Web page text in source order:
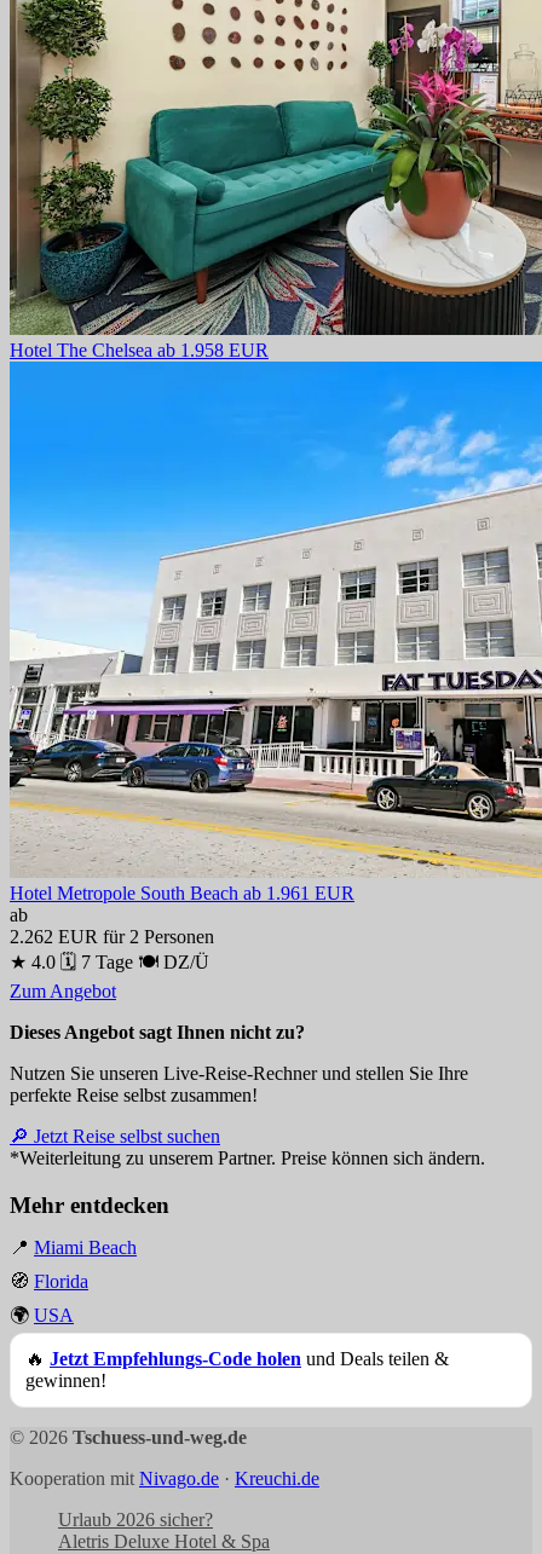
Hotel The Chelsea ab 1.958 EUR
Hotel Metropole South Beach ab 1.961 EUR
ab
2.262 EUR für 2 Personen
★ 4.0 🗓 7 Tage 🍽 DZ/Ü
Zum Angebot
Dieses Angebot sagt Ihnen nicht zu?
Nutzen Sie unseren Live-Reise-Rechner und stellen Sie Ihre
perfekte Reise selbst zusammen!
🔎 Jetzt Reise selbst suchen
*Weiterleitung zu unserem Partner. Preise können sich ändern.
Mehr entdecken
📍 Miami Beach
🧭 Florida
🌍 USA
🔥 Jetzt Empfehlungs-Code holen und Deals teilen &
gewinnen!
© 2026 Tschuess-und-weg.de
Kooperation mit Nivago.de · Kreuchi.de
Urlaub 2026 sicher?
Aletris Deluxe Hotel & Spa